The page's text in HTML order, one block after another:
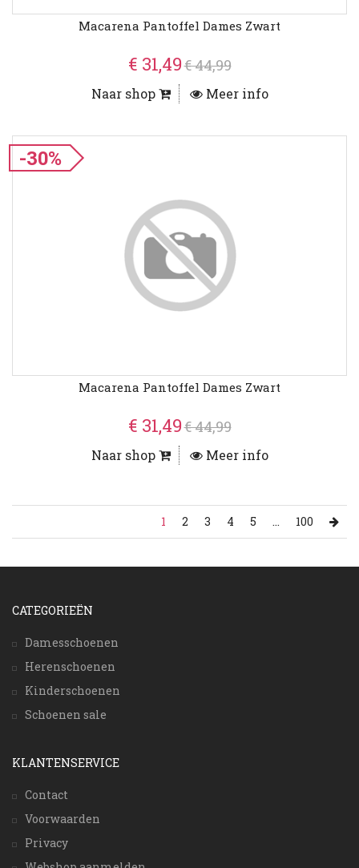
Macarena Pantoffel Dames Zwart
€ 31,49€ 44,99
Naar shop Meer info
-30%
Macarena Pantoffel Dames Zwart
€ 31,49€ 44,99
Naar shop Meer info
1 2 3 4 5 ... 100
CATEGORIEËN
Damesschoenen
Herenschoenen
Kinderschoenen
Schoenen sale
KLANTENSERVICE
Contact
Voorwaarden
Privacy